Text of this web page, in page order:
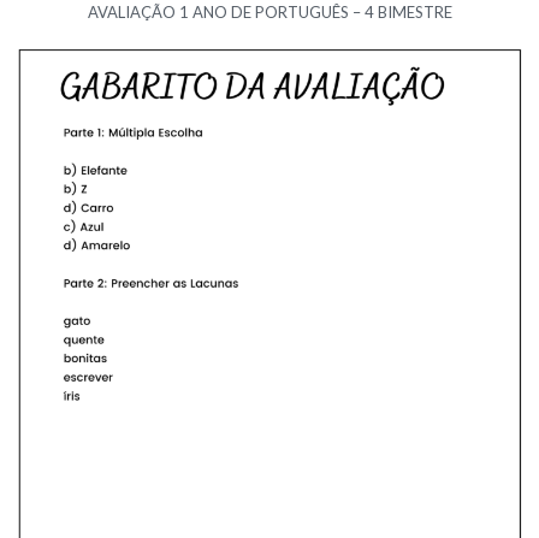
AVALIAÇÃO 1 ANO DE PORTUGUÊS – 4 BIMESTRE